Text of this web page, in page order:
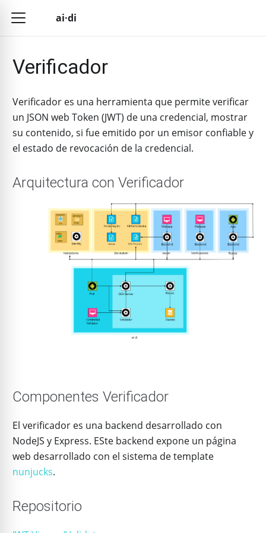
ai·di
Verificador
Verificador es una herramienta que permite verificar
un JSON web Token (JWT) de una credencial, mostrar
su contenido, si fue emitido por un emisor confiable y
el estado de revocación de la credencial.
Arquitectura con Verificador
Componentes Verificador
El verificador es una backend desarrollado con
NodeJS y Express. ESte backend expone un página
web desarrollado con el sistema de template
nunjucks.
Repositorio